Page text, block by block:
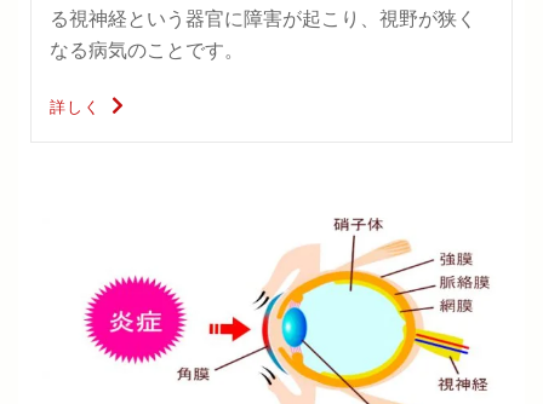
る視神経という器官に障害が起こり、視野が狭く
なる病気のことです。
詳しく